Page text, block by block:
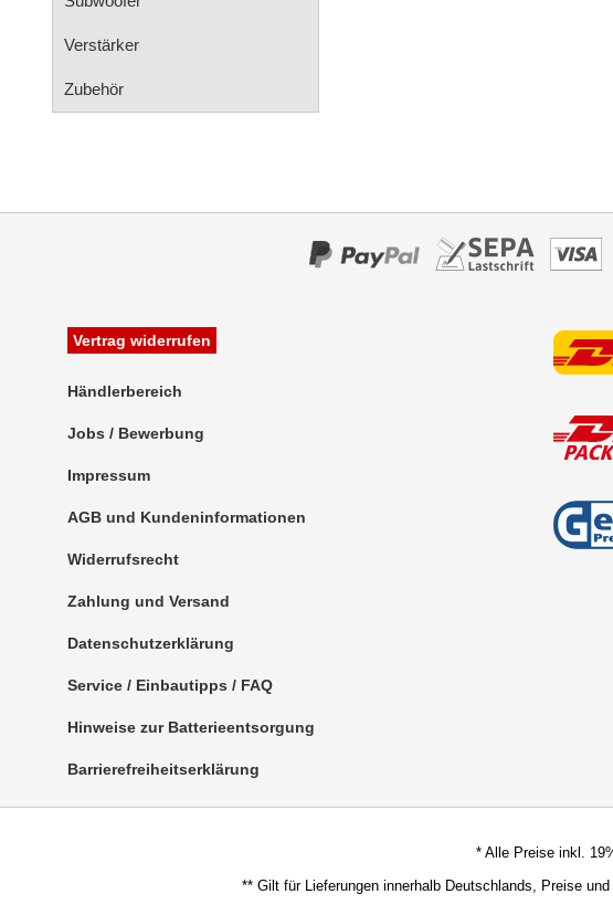
Verstärker
Zubehör
Vertrag widerrufen
Händlerbereich
Jobs / Bewerbung
Impressum
AGB und Kundeninformationen
Widerrufsrecht
Zahlung und Versand
Datenschutzerklärung
Service / Einbautipps / FAQ
Hinweise zur Batterieentsorgung
Barrierefreiheitserklärung
* Alle Preise inkl.
** Gilt für Lieferungen innerhalb Deutschlands, Preise